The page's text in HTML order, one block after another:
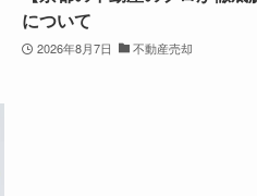
について
2026年8月7日 不動産売却